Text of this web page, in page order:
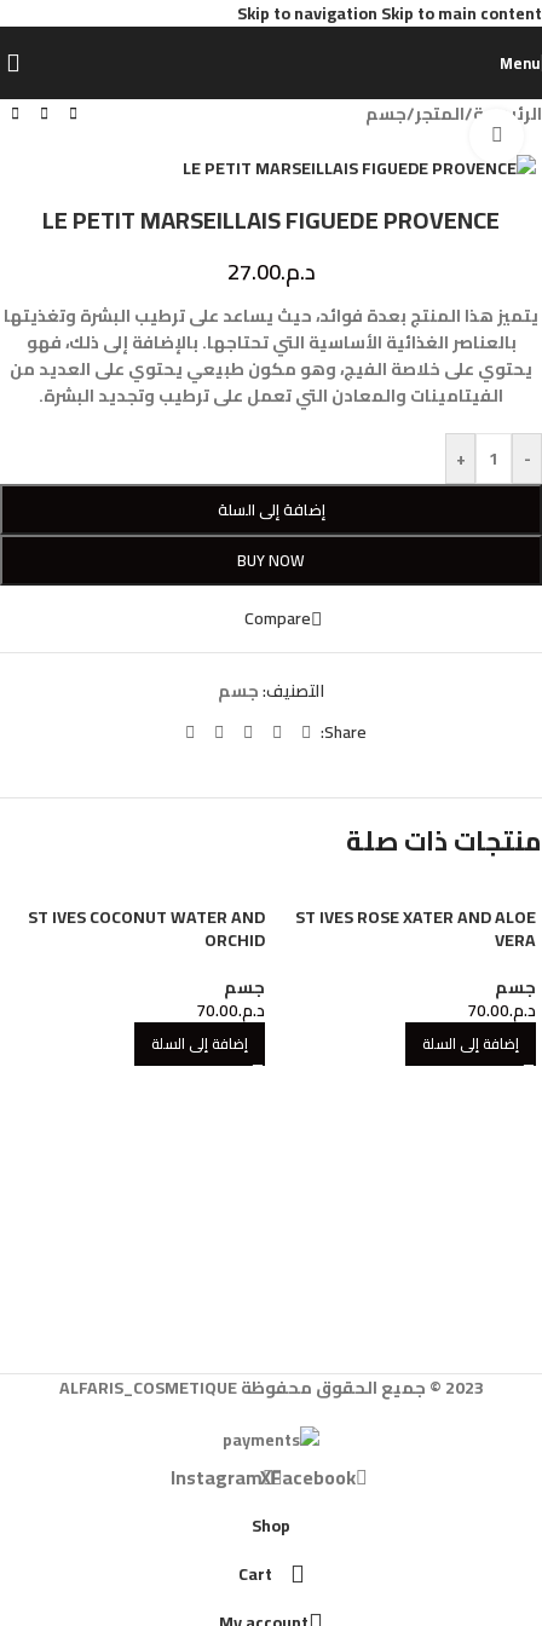
Skip to navigationSkip to main content
Menu
الرئيسية/المتجر/جسم
Click to enlarge
LE PETIT MARSEILLAIS FIGUEDE PROVENCE
د.م.27.00
يتميز هذا المنتج بعدة فوائد، حيث يساعد على ترطيب البشرة وتغذيتها
بالعناصر الغذائية الأساسية التي تحتاجها. بالإضافة إلى ذلك، فهو
يحتوي على خلاصة الفيج، وهو مكون طبيعي يحتوي على العديد من
الفيتامينات والمعادن التي تعمل على ترطيب وتجديد البشرة.
-
+
إضافة إلى السلة
BUY NOW
Compare
التصنيف:جسم
Share:
منتجات ذات صلة
ST IVES ROSE XATER AND ALOE
VERA
جسم
د.م.70.00
إضافة إلى السلة
ST IVES COCONUT WATER AND
ORCHID
جسم
د.م.70.00
إضافة إلى السلة
2023 © جميع الحقوق محفوظة ALFARIS_COSMETIQUE
Facebook
X
Instagram
Shop
Cart